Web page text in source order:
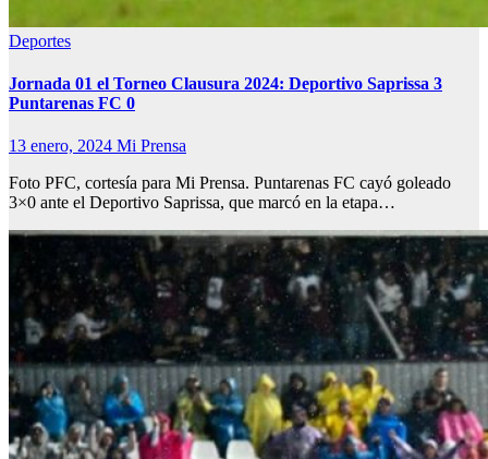
Deportes
Jornada 01 el Torneo Clausura 2024: Deportivo Saprissa 3
Puntarenas FC 0
13 enero, 2024 Mi Prensa
Foto PFC, cortesía para Mi Prensa. Puntarenas FC cayó goleado
3×0 ante el Deportivo Saprissa, que marcó en la etapa…